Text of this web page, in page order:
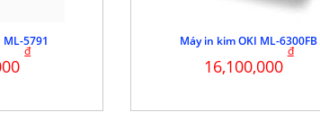
5791
đ
Máy in kim OKI ML-6300FB
16,100,000
đ